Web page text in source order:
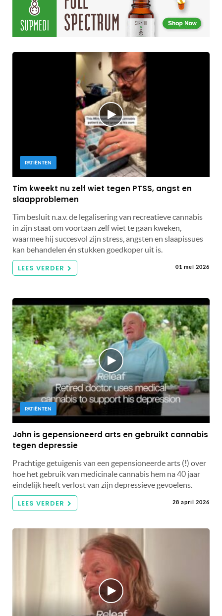
PATIËNTEN
Tim kweekt nu zelf wiet tegen PTSS, angst en
slaapproblemen
Tim besluit n.a.v. de legalisering van recreatieve cannabis
in zijn staat om voortaan zelf wiet te gaan kweken,
waarmee hij succesvol zijn stress, angsten en slaapissues
kan behandelen én stukken goedkoper uit is.
LEES VERDER 01 mei 2026
PATIËNTEN
John is gepensioneerd arts en gebruikt cannabis
tegen depressie
Prachtige getuigenis van een gepensioneerde arts (!) over
hoe het gebruik van medicinale cannabis hem na 40 jaar
eindelijk heeft verlost van zijn depressieve gevoelens.
LEES VERDER 28 april 2026